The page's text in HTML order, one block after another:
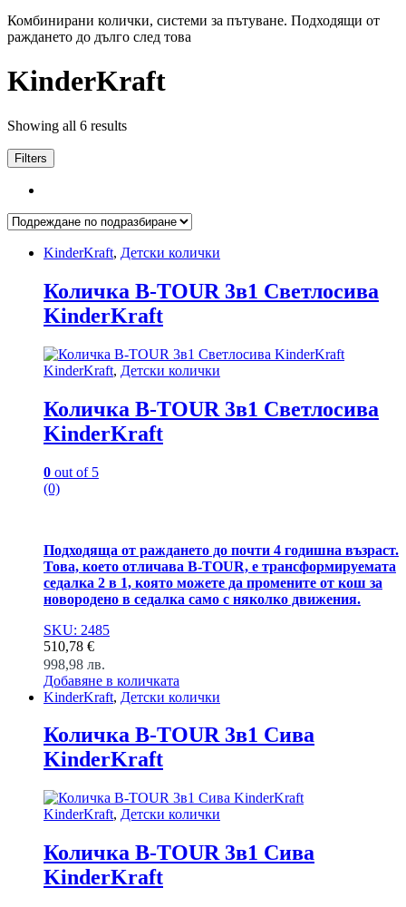
Комбинирани колички, системи за пътуване. Подходящи от
раждането до дълго след това
KinderKraft
Showing all 6 results
Filters
KinderKraft, Детски колички
Количка B-TOUR 3в1 Светлосива
KinderKraft
KinderKraft, Детски колички
Количка B-TOUR 3в1 Светлосива
KinderKraft
0 out of 5
(0)
Подходяща от раждането до почти 4 годишна възраст.
Това, което отличава B-TOUR, е трансформируемата
седалка 2 в 1, която можете да промените от кош за
новородено в седалка само с няколко движения.
SKU: 2485
510,78 €
998,98 лв.
Добавяне в количката
KinderKraft, Детски колички
Количка B-TOUR 3в1 Сива
KinderKraft
KinderKraft, Детски колички
Количка B-TOUR 3в1 Сива
KinderKraft